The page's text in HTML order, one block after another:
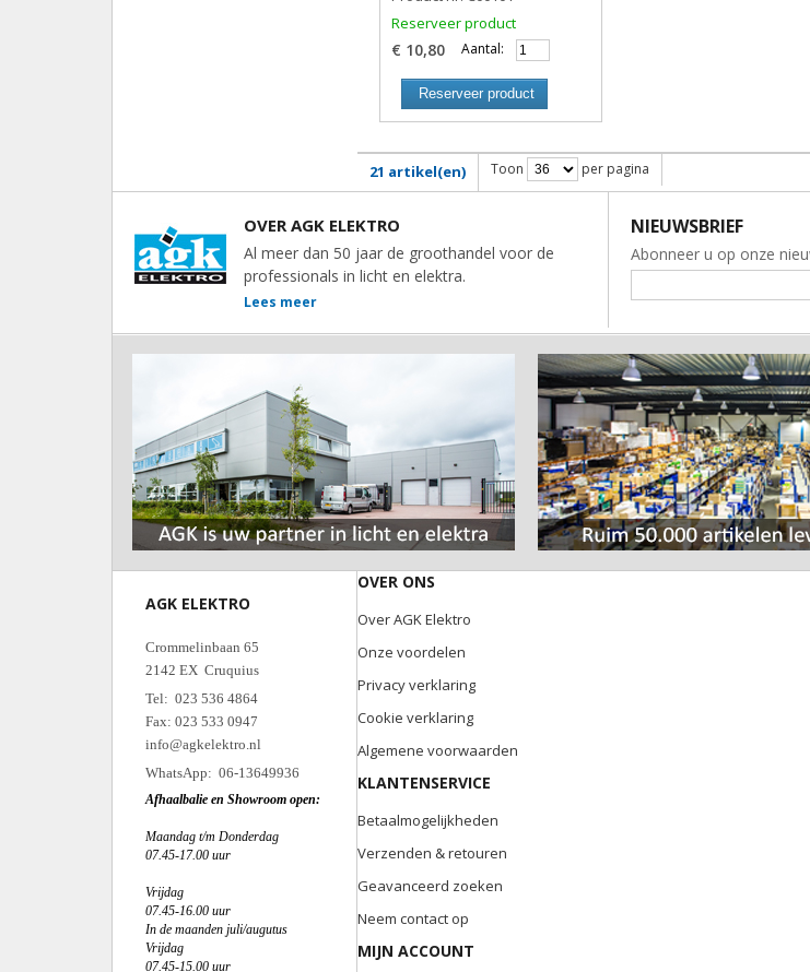
Reserveer product
€ 10,80 Aantal:
Reserveer product
21 artikel(en) Toon per pagina
OVER AGK ELEKTRO
Al meer dan 50 jaar de groothandel voor de
professionals in licht en elektra.
Lees meer
NIEUWSBRIEF
Abonneer u op onze
AGK ELEKTRO
Crommelinbaan 65
2142 EX Cruquius
Tel: 023 536 4864
Fax: 023 533 0947
info@agkelektro.nl
WhatsApp: 06-13649936
Afhaalbalie en Showroom open:
Maandag t/m Donderdag
07.45-17.00 uur
Vrijdag
07.45-16.00 uur
In de maanden juli/augutus
Vrijdag
07.45-15.00 uur
OVER ONS
Over AGK Elektro
Onze voordelen
Privacy verklaring
Cookie verklaring
Algemene voorwaarden
KLANTENSERVICE
Betaalmogelijkheden
Verzenden & retouren
Geavanceerd zoeken
Neem contact op
MIJN ACCOUNT